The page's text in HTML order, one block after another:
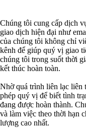
Chúng tôi cung cấp dịch
giao dịch hiện đại như
của chúng tôi không chỉ
kênh để giúp quý vị giao
chúng tôi trong suốt thời
kết thúc hoàn toàn.
Nhờ quá trình liên lạc liên
phép quý vị để biết tình
đang được hoàn thành.
và làm việc theo thời hạn
lượng cao nhất.